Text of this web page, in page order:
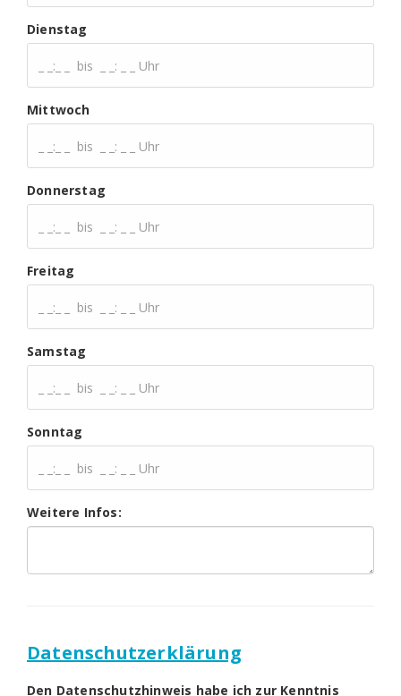
Dienstag
Mittwoch
Donnerstag
Freitag
Samstag
Sonntag
Weitere Infos:
Datenschutzerklärung
Den Datenschutzhinweis habe ich zur Kenntnis